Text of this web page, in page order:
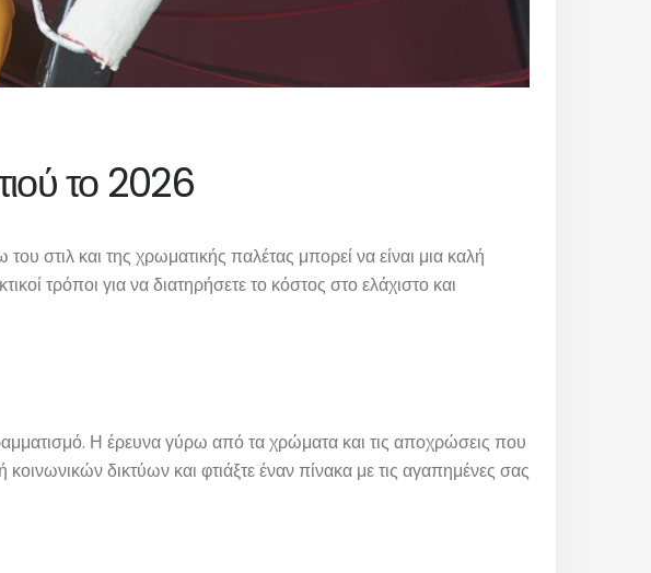
το 2026
στιλ και της χρωματικής παλέτας μπορεί να είναι μια καλή
τρόποι για να διατηρήσετε το κόστος στο ελάχιστο και
Η έρευνα γύρω από τα χρώματα και τις αποχρώσεις που
δικτύων και φτιάξτε έναν πίνακα με τις αγαπημένες σας